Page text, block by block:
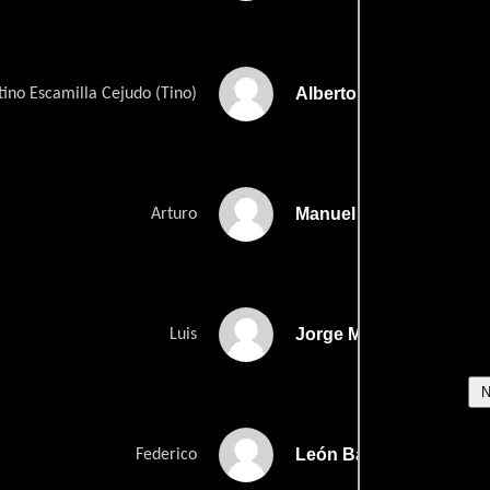
Escamilla Cejudo (Tino) Alberto Mariscal
Arturo Manuel de la Vega
Luis Jorge Martínez de
Federico León Barroso